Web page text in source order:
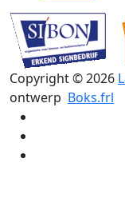
Copyright ©2026
ontwerp Boks.frl